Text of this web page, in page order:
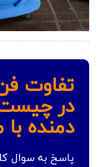
تفاوت
در
دمنده
پاسخ به سوال